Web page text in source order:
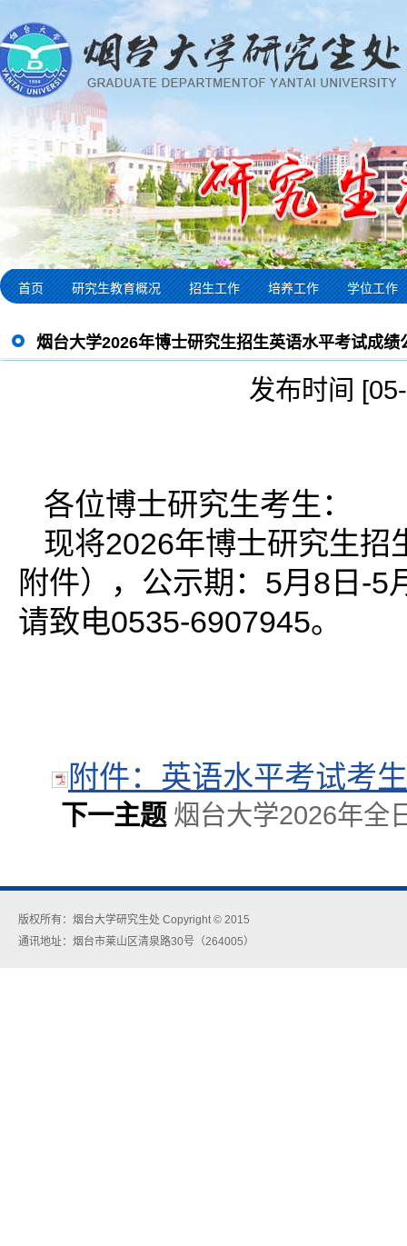
首页 研究生教育概况 招生工作 培养工作 学位工作
烟台大学2026年博士研究生招生英语水平考试成绩
发布时间
各位博士研究生考生：
现将2026年博士研究生招
附件），公示期：5月8日-5
请致电0535-6907945。
附件：英语水平考试考
下一主题 烟台大学2026年全
版权所有：烟台大学研究生处 Copyright © 2015
通讯地址：烟台市莱山区清泉路30号（264005）